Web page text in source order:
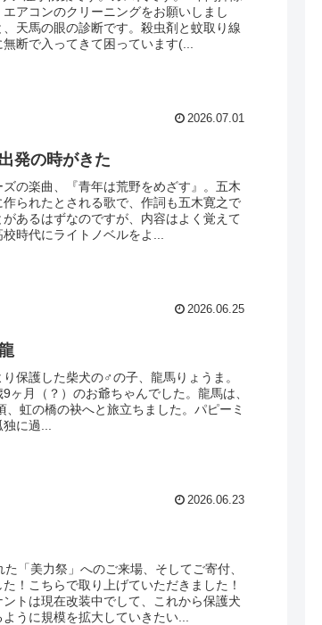
アコンのクリーニングをお願いしまし
天馬の眼の診断です。殺虫剤と蚊取り線
断で入ってきて困っています(...
2026.07.01
発の時がきた
の楽曲、『青年は荒野をめざす』。五木
られたとされる歌で、作詞も五木寛之で
あるはずなのですが、内容はよく覚えて
時代にライトノベルをよ...
2026.06.25
保護した柴犬の♂の子、龍馬りょうま。
ヶ月（？）のお爺ちゃんでした。龍馬は、
虹の橋の袂へと旅立ちました。パピーミ
独に過...
2026.06.23
「美力祭」へのご来場、そしてご寄付、
！こちらで取り上げていただきました！
トは現在改装中でして、これから保護犬
うに規模を拡大していきたい...